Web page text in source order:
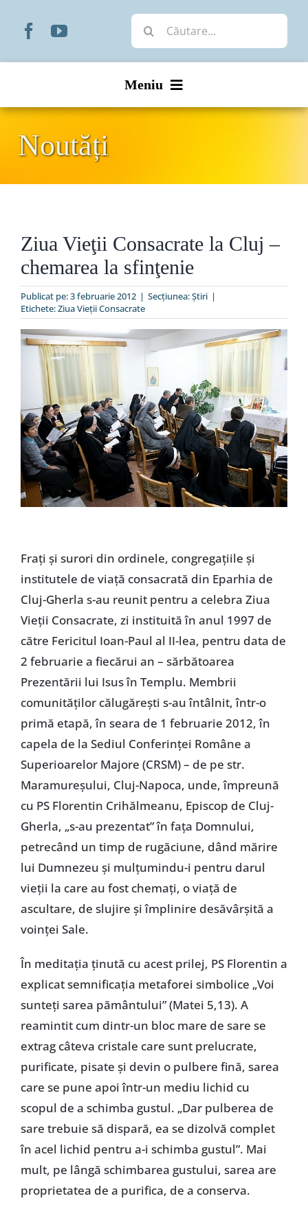
Cautare...
Meniu
Organizare
Liturgic
Special
Noutăți
Ziua Vieţii Consacrate la Cluj –
chemarea la sfinţenie
Publicat pe: 3 februarie 2012 | Secțiunea:Ştiri |
Etichete:Ziua Vieţii Consacrate
Fraţi şi surori din ordinele, congregaţiile şi
institutele de viaţă consacrată din Eparhia de
Cluj-Gherla s-au reunit pentru a celebra Ziua
Vieţii Consacrate, zi instituită în anul 1997 de
către Fericitul Ioan-Paul al II-lea, pentru data de
2 februarie a fiecărui an – sărbătoarea
Prezentării lui Isus în Templu. Membrii
comunităţilor călugăreşti s-au întâlnit, într-o
primă etapă, în seara de 1 februarie 2012, în
capela de la Sediul Conferinţei Române a
Superioarelor Majore (CRSM) – de pe str.
Maramureşului, Cluj-Napoca, unde, împreună
cu PS Florentin Crihălmeanu, Episcop de Cluj-
Gherla, „s-au prezentat” în faţa Domnului,
petrecând un timp de rugăciune, dând mărire
lui Dumnezeu şi mulţumindu-i pentru darul
vieţii la care au fost chemaţi, o viaţă de
ascultare, de slujire şi împlinire desăvârşită a
voinţei Sale.
În meditaţia ţinută cu acest prilej, PS Florentin a
explicat semnificaţia metaforei simbolice „Voi
sunteţi sarea pământului” (Matei 5,13). A
reamintit cum dintr-un bloc mare de sare se
extrag câteva cristale care sunt prelucrate,
purificate, pisate şi devin o pulbere fină, sarea
care se pune apoi într-un mediu lichid cu
scopul de a schimba gustul. „Dar pulberea de
sare trebuie să dispară, ea se dizolvă complet
în acel lichid pentru a-i schimba gustul”. Mai
mult, pe lângă schimbarea gustului, sarea are
proprietatea de a purifica, de a conserva.